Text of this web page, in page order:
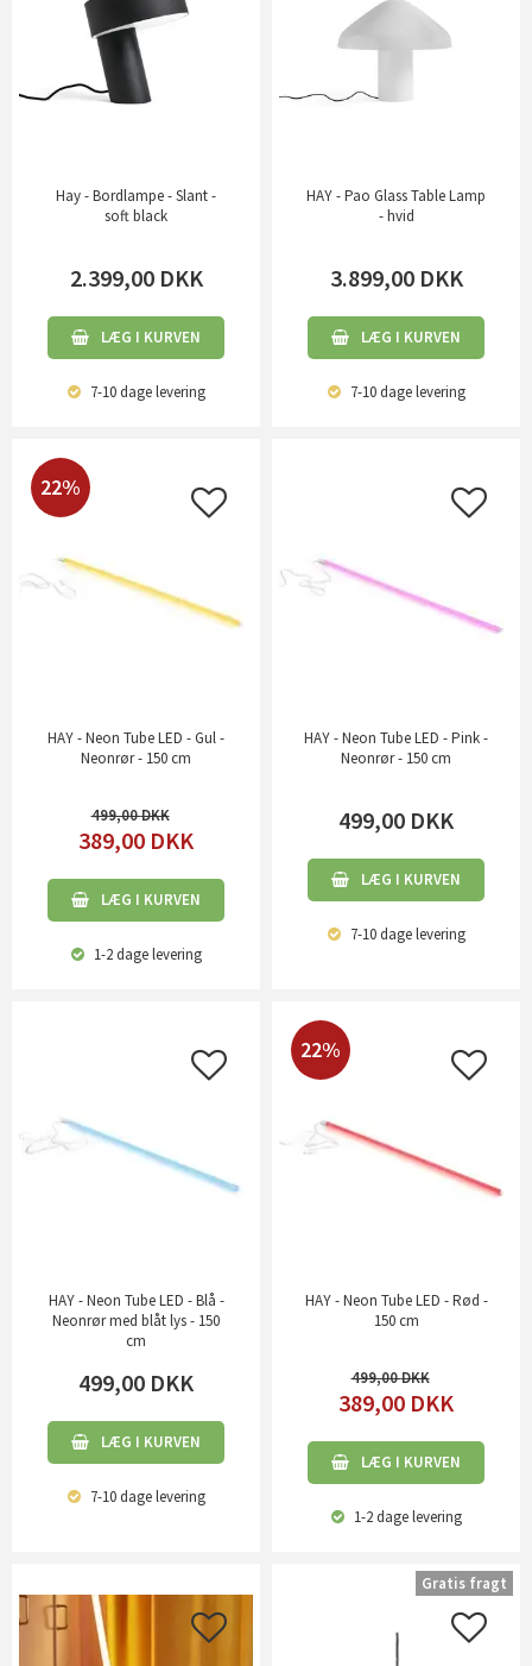
Hay - Bordlampe - Slant -
soft black
2.399,00 DKK
LÆG I KURVEN
7-10 dagelevering
HAY - Pao Glass Table Lamp
- hvid
3.899,00 DKK
LÆG I KURVEN
7-10 dagelevering
22%
HAY - Neon Tube LED - Gul -
Neonrør - 150 cm
499,00
389,00 DKK
LÆG I KURVEN
1-2 dagelevering
HAY - Neon Tube LED - Pink -
Neonrør - 150 cm
499,00 DKK
LÆG I KURVEN
7-10 dagelevering
HAY - Neon Tube LED - Blå -
Neonrør med blåt lys - 150
cm
499,00 DKK
LÆG I KURVEN
7-10 dagelevering
22%
HAY - Neon Tube LED - Rød -
150 cm
499,00
389,00 DKK
LÆG I KURVEN
1-2 dagelevering
Gratis fragt